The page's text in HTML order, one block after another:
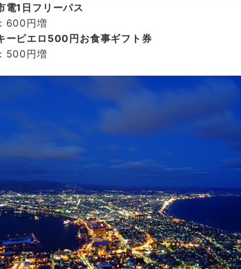
電1日フリーパス
600円増
ーピエロ500円お食事ギフト券
500円増